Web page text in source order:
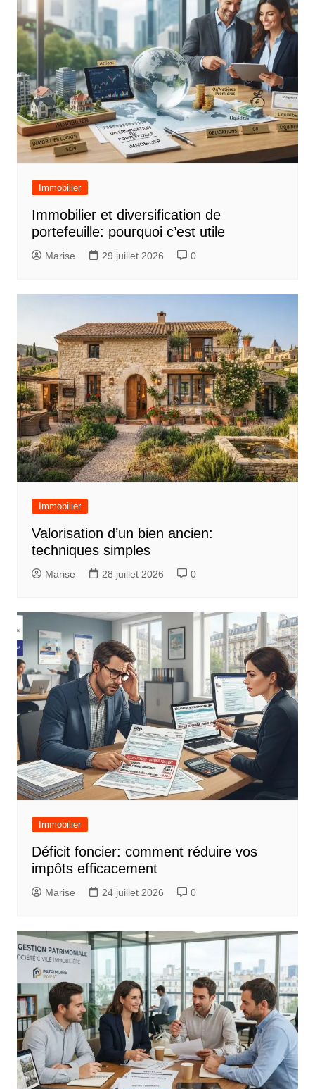
g
a
t
i
o
n
d
l
e
Immobilier
Immobilier et diversification de
portefeuille: pourquoi c’est utile
Marise 29 juillet 2026 0
Immobilier
Valorisation d’un bien ancien:
techniques simples
Marise 28 juillet 2026 0
Immobilier
Déficit foncier: comment réduire vos
impôts efficacement
Marise 24 juillet 2026 0